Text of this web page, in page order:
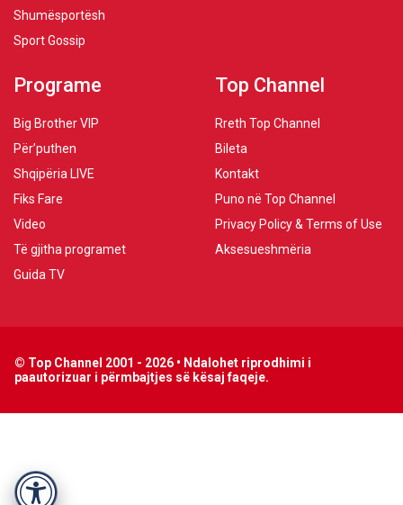
Shumësportësh
Sport Gossip
Programe
Big Brother VIP
Për’puthen
Shqipëria LIVE
Fiks Fare
Video
Të gjitha programet
Guida TV
Top Channel
Rreth Top Channel
Bileta
Kontakt
Puno në Top Channel
Privacy Policy & Terms of Use
Aksesueshmëria
© Top Channel 2001 - 2026 • Ndalohet riprodhimi i
paautorizuar i përmbajtjes së kësaj faqeje.